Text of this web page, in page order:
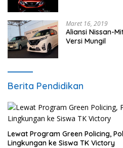
Maret 16, 2019
Aliansi Nissan-
Versi Mungil
Berita Pendidikan
Lewat Program Green Policing,
Lingkungan ke Siswa TK Victory